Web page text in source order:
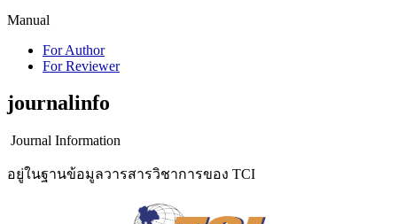
Manual
For Author
For Reviewer
journalinfo
Journal Information
อยู่ในฐานข้อมูลวารสารวิชาการของ TCI